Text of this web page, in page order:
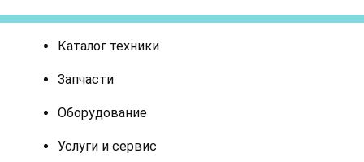
Каталог техники
Запчасти
Оборудование
Услуги и сервис